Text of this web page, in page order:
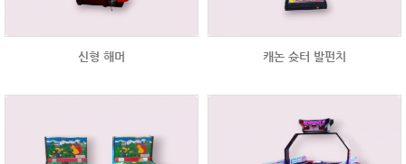
신형 해머 캐논 슛터 발펀치